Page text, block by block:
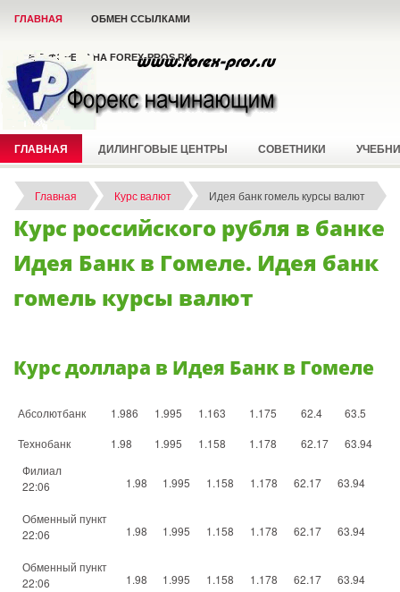
ГЛАВНАЯ ОБМЕН ССЫЛКАМИ
ВСЁ О ФОРЕКС НА FOREX-PROS.RU
ГЛАВНАЯ ДИЛИНГОВЫЕ ЦЕНТРЫ СОВЕТНИКИ
Главная Курс валют Идея банк гомель курсы валют
Курс российского рубля в банке
Идея Банк в Гомеле. Идея банк
гомель курсы валют
Курс доллара в Идея Банк в Гомеле
Абсолютбанк 1.986 1.995 1.163 1.175 62.4
63.5
Технобанк
1.98 1.995 1.158 1.178 62.17
63.94
Филиал
22:06
1.98 1.995 1.158 1.178 62.17 63.94
Обменный пункт
22:06
1.98 1.995 1.158 1.178 62.17 63.94
Обменный пункт
22:06
1.98 1.995 1.158 1.178 62.17 63.94